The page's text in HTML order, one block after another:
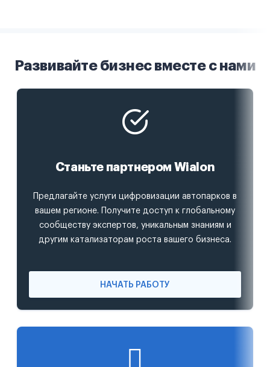
Развивайте бизнес вместе с нами
Станьте партнером Wialon
Предлагайте услуги цифровизации автопарков в
вашем регионе. Получите доступ к глобальному
сообществу экспертов, уникальным знаниям и
другим катализаторам роста вашего бизнеса.
НАЧАТЬ РАБОТУ